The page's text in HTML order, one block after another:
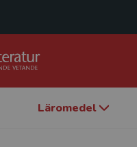
Läromedel